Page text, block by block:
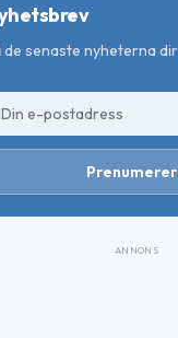
de senaste nyheterna
ANNONS